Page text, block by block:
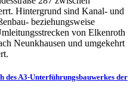
Hintergrund sind Kanal- und
beziehungsweise
von Elkenroth
Neunkhausen und umgekehrt
des A3-Unterführungsbauwerkes der